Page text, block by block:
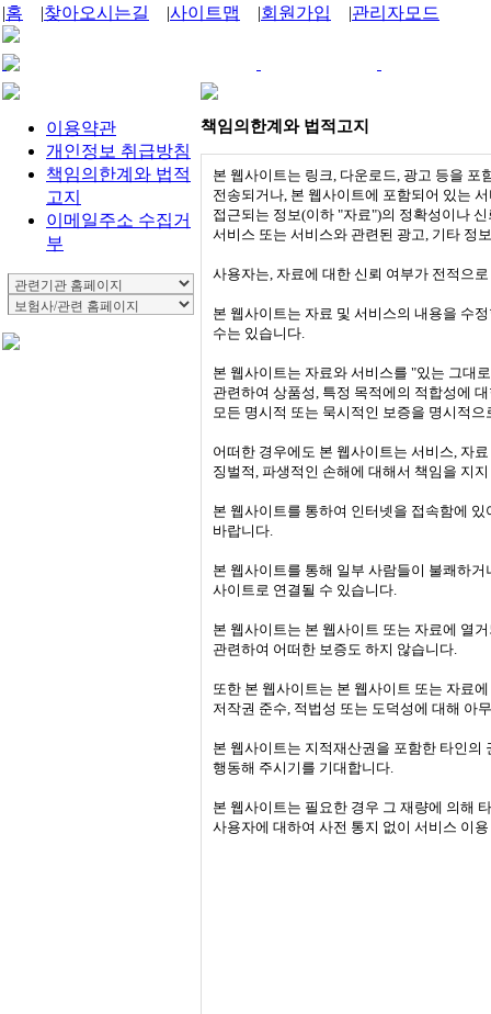
|홈 |찾아오시는길 |사이트맵 |회원가입 |관리자모드
이용약관
개인정보 취급방침
책임의한계와 법적
고지
이메일주소 수집거
부
책임의한계와 법적고지